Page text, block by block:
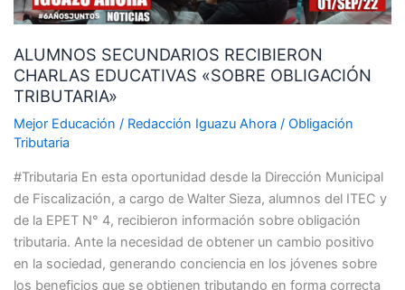
ALUMNOS SECUNDARIOS RECIBIERON
CHARLAS EDUCATIVAS «SOBRE OBLIGACIÓN
TRIBUTARIA»
Mejor Educación / Redacción Iguazu Ahora / Obligación
Tributaria
#Tributaria En esta oportunidad desde la Dirección Municipal
de Fiscalización, a cargo de Walter Sieza, alumnos del ITEC y
de la EPET N° 4, recibieron información sobre obligación
tributaria. Ante la necesidad de obtener un cambio positivo
en la sociedad, generando conciencia en los jóvenes sobre
los beneficios que se obtienen tributando en forma correcta